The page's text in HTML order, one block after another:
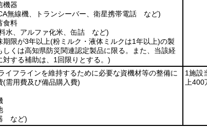
器
無線機、トランシーバー、衛星携帯電話 など)
料
水、アルファ化米、缶詰 など)
限が3年以上(粉ミルク・液体ミルクは1年以上)の製
しくは高知県防災関連認定製品に限る。また、当該経
対する補助は、1回限りとする。)
イフラインを維持するために必要な資機材等の整備に
(需用費及び備品購入費)
など)
1施設
上